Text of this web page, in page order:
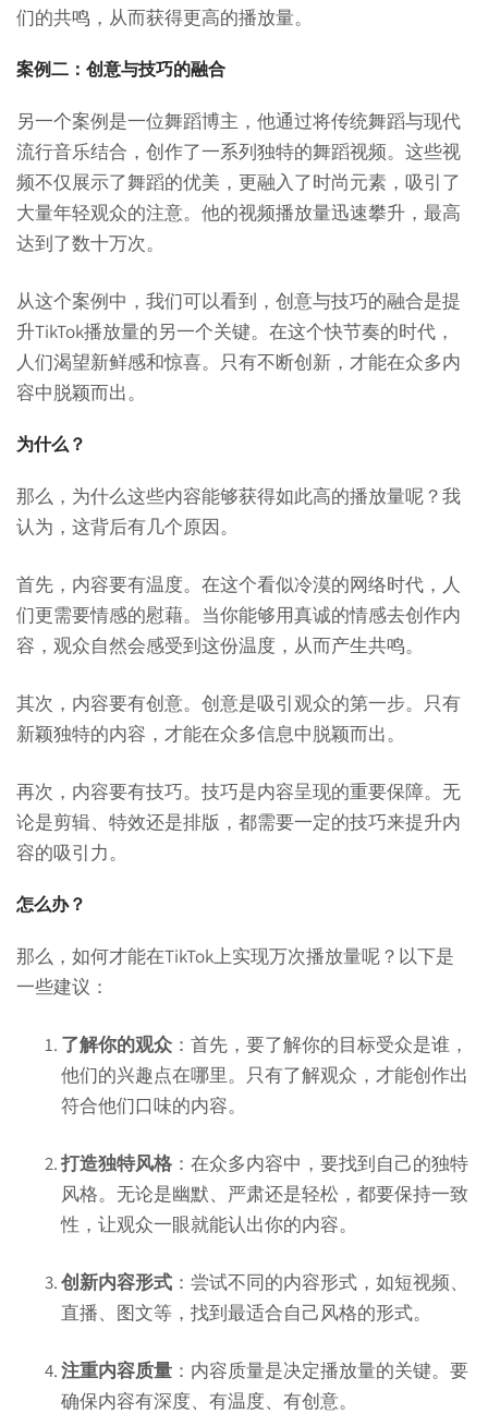
们的共鸣，从而获得更高的播放量。
案例二：创意与技巧的融合
另一个案例是一位舞蹈博主，他通过将传统舞蹈与现代
流行音乐结合，创作了一系列独特的舞蹈视频。这些视
频不仅展示了舞蹈的优美，更融入了时尚元素，吸引了
大量年轻观众的注意。他的视频播放量迅速攀升，最高
达到了数十万次。
从这个案例中，我们可以看到，创意与技巧的融合是提
升TikTok播放量的另一个关键。在这个快节奏的时代，
人们渴望新鲜感和惊喜。只有不断创新，才能在众多内
容中脱颖而出。
为什么？
那么，为什么这些内容能够获得如此高的播放量呢？我
认为，这背后有几个原因。
首先，内容要有温度。在这个看似冷漠的网络时代，人
们更需要情感的慰藉。当你能够用真诚的情感去创作内
容，观众自然会感受到这份温度，从而产生共鸣。
其次，内容要有创意。创意是吸引观众的第一步。只有
新颖独特的内容，才能在众多信息中脱颖而出。
再次，内容要有技巧。技巧是内容呈现的重要保障。无
论是剪辑、特效还是排版，都需要一定的技巧来提升内
容的吸引力。
怎么办？
那么，如何才能在TikTok上实现万次播放量呢？以下是
一些建议：
了解你的观众：首先，要了解你的目标受众是谁，
他们的兴趣点在哪里。只有了解观众，才能创作出
符合他们口味的内容。
打造独特风格：在众多内容中，要找到自己的独特
风格。无论是幽默、严肃还是轻松，都要保持一致
性，让观众一眼就能认出你的内容。
创新内容形式：尝试不同的内容形式，如短视频、
直播、图文等，找到最适合自己风格的形式。
注重内容质量：内容质量是决定播放量的关键。要
确保内容有深度、有温度、有创意。